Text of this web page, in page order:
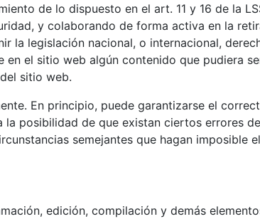
de lo dispuesto en el art. 11 y 16 de la
y colaborando de forma activa en la
la legislación nacional, o internacional,
el sitio web algún contenido que pudiera
sitio web.
En principio, puede garantizarse el
posibilidad de que existan ciertos errores
semejantes que hagan imposible
edición, compilación y demás